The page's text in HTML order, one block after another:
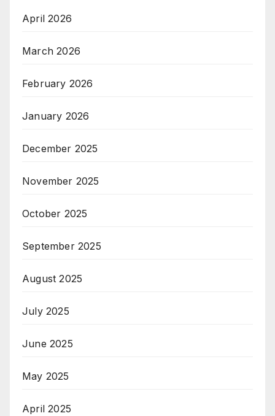
April 2026
March 2026
February 2026
January 2026
December 2025
November 2025
October 2025
September 2025
August 2025
July 2025
June 2025
May 2025
April 2025